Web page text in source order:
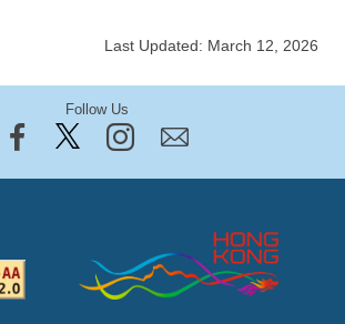
Last Updated: March 12, 2026
Follow Us